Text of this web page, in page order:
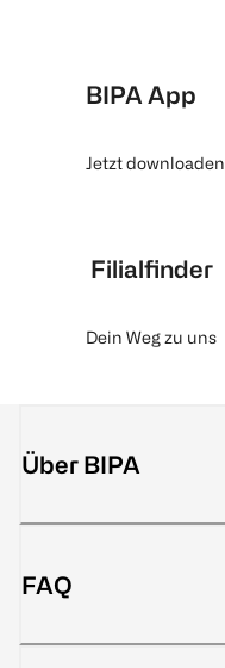
BIPA App
Jetzt downloaden
Filialfinder
Dein Weg zu uns
Über BIPA
FAQ